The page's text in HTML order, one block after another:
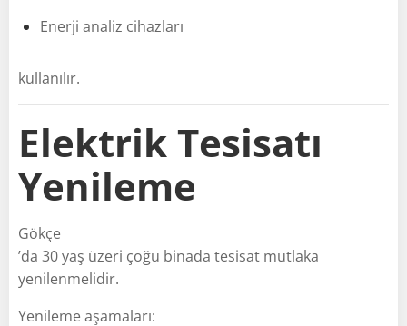
Enerji analiz cihazları
kullanılır.
Elektrik Tesisatı
Yenileme
Gökçe
’da 30 yaş üzeri çoğu binada tesisat mutlaka
yenilenmelidir.
Yenileme aşamaları: